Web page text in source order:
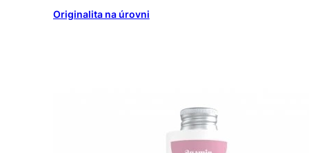
Originalita na úrovni